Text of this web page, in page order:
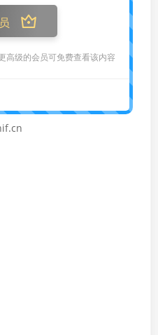
高级的会员可免费查看该内容